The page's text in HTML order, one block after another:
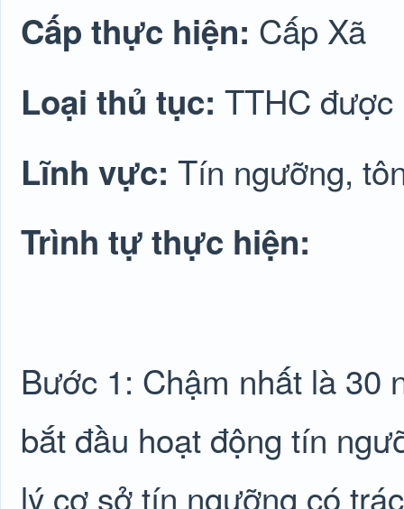
Cấp thực hiện: Cấp Xã
Loại thủ tục: TTHC được
Lĩnh vực: Tín ngưỡng,
Trình tự thực hiện:
Bước 1: Chậm nhất là 30
bắt đầu hoạt động tín
lý cơ sở tín ngưỡng có